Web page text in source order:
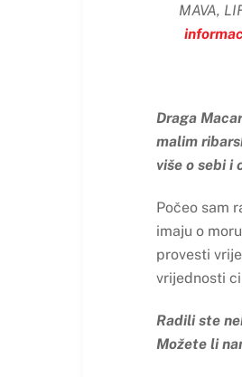
MAVA,
Draga
malim
više o sebi i
Počeo sam
imaju o
provesti
vrijednosti
Radili ste
Možete li